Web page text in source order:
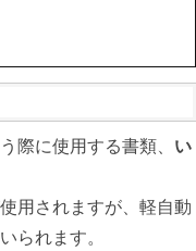
際に使用する書類、 い
用されますが、軽自動
られます。